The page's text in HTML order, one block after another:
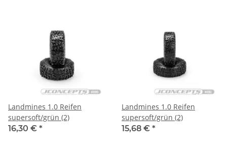
Landmines 1.0 Reifen
supersoft/grün (2)
16,30 € *
Landmines 1.0 Reifen
supersoft/grün (2)
15,68 € *